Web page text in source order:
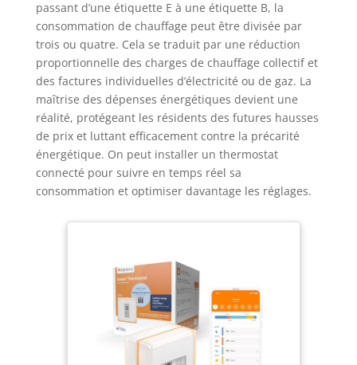
passant d’une étiquette E à une étiquette B, la
consommation de chauffage peut être divisée par
trois ou quatre. Cela se traduit par une réduction
proportionnelle des charges de chauffage collectif et
des factures individuelles d’électricité ou de gaz. La
maîtrise des dépenses énergétiques devient une
réalité, protégeant les résidents des futures hausses
de prix et luttant efficacement contre la précarité
énergétique. On peut installer un thermostat
connecté pour suivre en temps réel sa
consommation et optimiser davantage les réglages.